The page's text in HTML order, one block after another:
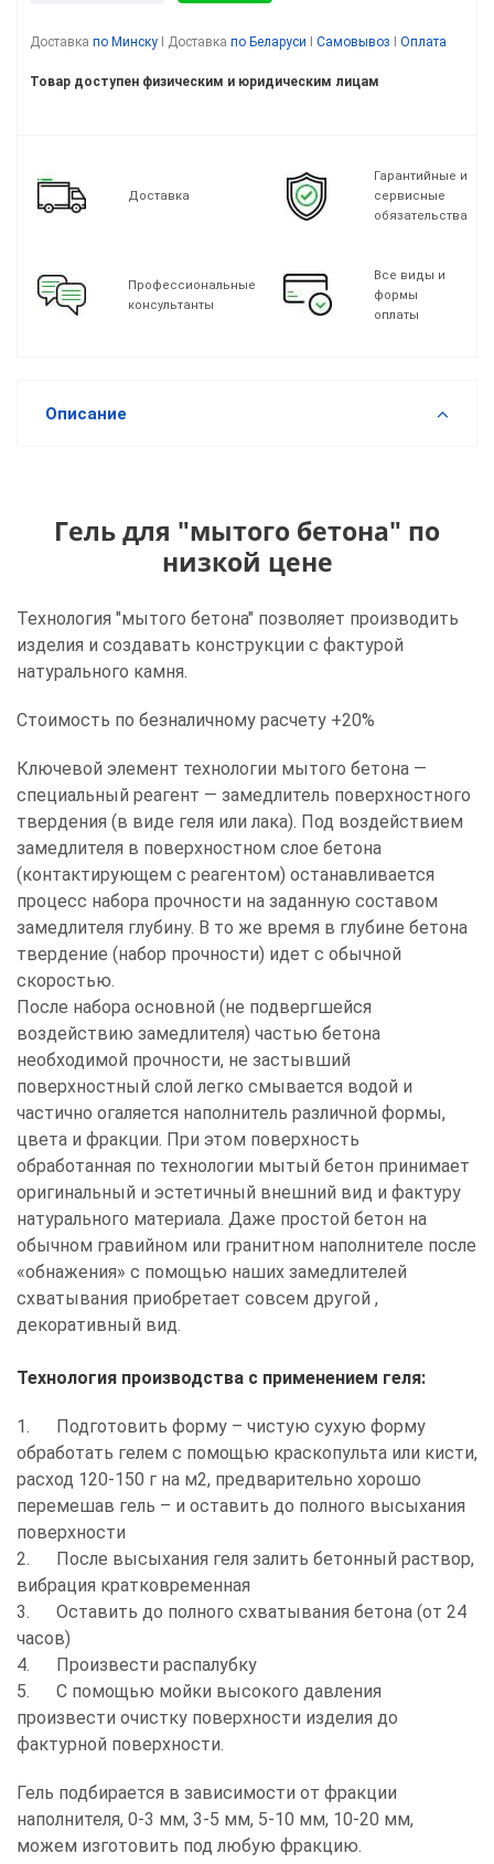
Доставка по Минску I Доставка по Беларуси Самовывоз Оплата
Товар доступен физическим и юридическим лицам
Доставка
Гарантийные и
сервисные
обязательства
Профессиональные
консультанты
Все виды и
формы
оплаты
Описание
Гель для "мытого бетона" по
низкой цене
Технология "мытого бетона" позволяет производить
изделия и создавать конструкции с фактурой
натурального камня.
Стоимость по безналичному расчету +20%
Ключевой элемент технологии мытого бетона —
специальный реагент — замедлитель поверхностного
твердения (в виде геля или лака). Под воздействием
замедлителя в поверхностном слое бетона
(контактирующем с реагентом) останавливается
процесс набора прочности на заданную составом
замедлителя глубину. В то же время в глубине бетона
твердение (набор прочности) идет с обычной
скоростью.
После набора основной (не подвергшейся
воздействию замедлителя) частью бетона
необходимой прочности, не застывший
поверхностный слой легко смывается водой и
частично огаляется наполнитель различной формы,
цвета и фракции. При этом поверхность
обработанная по технологии мытый бетон принимает
оригинальный и эстетичный внешний вид и фактуру
натурального материала. Даже простой бетон на
обычном гравийном или гранитном наполнителе после
«обнажения» с помощью наших замедлителей
схватывания приобретает совсем другой ,
декоративный вид.
Технология производства с применением геля:
1. Подготовить форму – чистую сухую форму
обработать гелем с помощью краскопульта или кисти,
расход 120-150 г на м2, предварительно хорошо
перемешав гель – и оставить до полного высыхания
поверхности
2. После высыхания геля залить бетонный раствор,
вибрация кратковременная
3. Оставить до полного схватывания бетона (от 24
часов)
4. Произвести распалубку
5. С помощью мойки высокого давления
произвести очистку поверхности изделия до
фактурной поверхности.
Гель подбирается в зависимости от фракции
наполнителя, 0-3 мм, 3-5 мм, 5-10 мм, 10-20 мм,
можем изготовить под любую фракцию.